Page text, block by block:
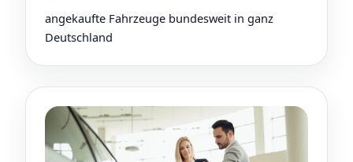
angekaufte Fahrzeuge bundesweit in ganz
Deutschland